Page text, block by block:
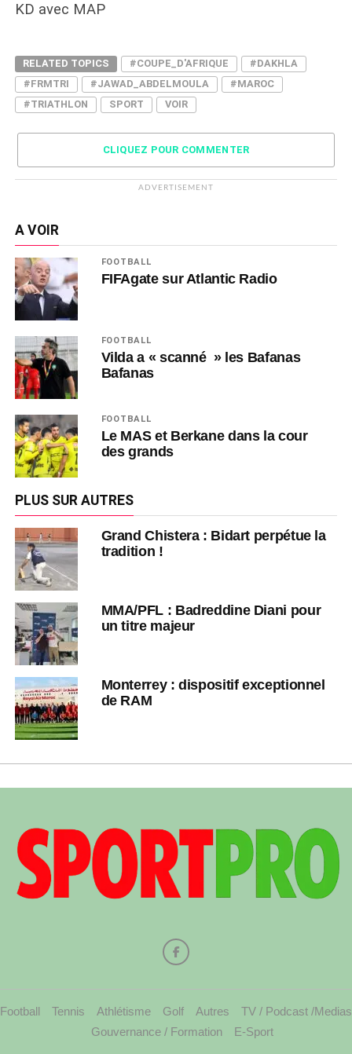
KD avec MAP
RELATED TOPICS #COUPE_D'AFRIQUE
#DAKHLA
#FRMTRI
#JAWAD_ABDELMOULA
#MAROC
#TRIATHLON
SPORT VOIR
CLIQUEZ POUR COMMENTER
ADVERTISEMENT
A VOIR
FOOTBALL
FIFAgate sur Atlantic Radio
FOOTBALL
Vilda a « scanné » les Bafanas
Bafanas
FOOTBALL
Le MAS et Berkane dans la cour
des grands
PLUS SUR AUTRES
Grand Chistera : Bidart perpétue la
tradition !
MMA/PFL : Badreddine Diani pour
un titre majeur
Monterrey : dispositif exceptionnel
de RAM
Football Tennis Athlétisme Golf Autres
TV / Podcast /Medias
Gouvernance / Formation
E-Sport